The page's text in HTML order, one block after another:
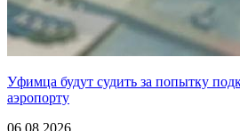
Уфимца будут судить за попытку
аэропорту
06.08.2026